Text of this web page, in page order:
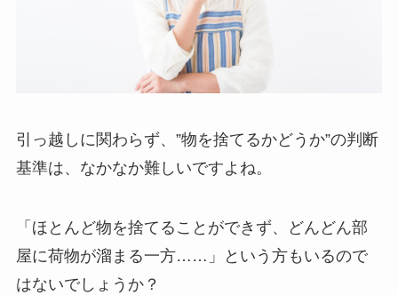
引っ越しに関わらず、”物を捨てるかどうか”の判断
基準は、なかなか難しいですよね。
「ほとんど物を捨てることができず、どんどん部
屋に荷物が溜まる一方……」という方もいるので
はないでしょうか？